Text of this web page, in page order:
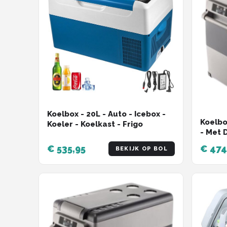
Koelbox - 20L - Auto - Icebox -
Koeler - Koelkast - Frigo
€ 535,95 BEKIJK OP BOL
- Met
€